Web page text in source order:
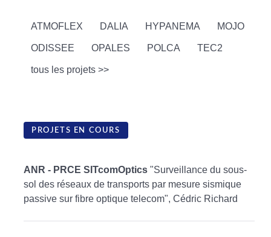
ATMOFLEX DALIA HYPANEMA MOJO
ODISSEE OPALES POLCA TEC2
tous les projets >>
PROJETS EN COURS
ANR - PRCE SITcomOptics "Surveillance du sous-
sol des réseaux de transports par mesure sismique
passive sur fibre optique telecom", Cédric Richard